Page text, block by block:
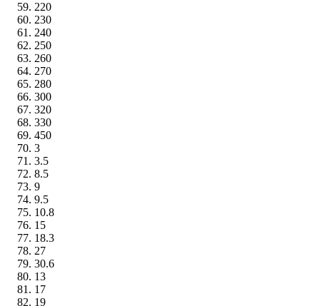
220
230
240
250
260
270
280
300
320
330
450
3
3.5
8.5
9
9.5
10.8
15
18.3
27
30.6
13
17
19